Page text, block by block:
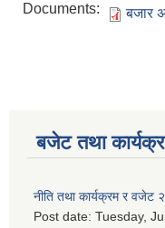
Documents:
बजार
बजेट तथा
नीति तथा कार्यक्रम र वजेट
Post date: Tuesday,